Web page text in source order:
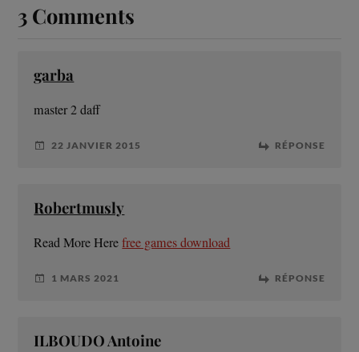
3 Comments
garba
master 2 daff
22 JANVIER 2015 RÉPONSE
Robertmusly
Read More Herefree games download
1 MARS 2021 RÉPONSE
ILBOUDO Antoine